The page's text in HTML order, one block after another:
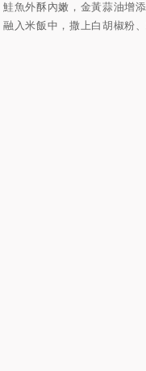
鮭魚外酥內嫩，金黃蒜油增
融入米飯中，撒上白胡椒粉